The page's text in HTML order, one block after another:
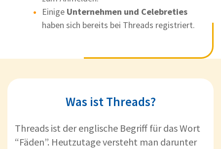
Einige Unternehmen und Celebreties
haben sich bereits bei Threads registriert.
Was ist Threads?
Threads ist der englische Begriff für das Wort
“Fäden”. Heutzutage versteht man darunter